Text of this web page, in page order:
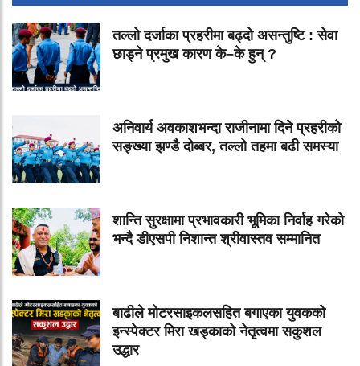
तल्लो दर्जाका प्रहरीमा बढ्दो असन्तुष्टि : सेवा
छाड्ने प्रमुख कारण के–के हुन् ?
अनिवार्य अवकाशभन्दा राजीनामा दिने प्रहरीको
सङ्ख्या झण्डै दोब्बर, तल्लो तहमा बढी समस्या
शान्ति सुरक्षामा प्रभावकारी भूमिका निर्वाह गरेको
भन्दै डीएसपी निशान्त श्रीवास्तव सम्मानित
बाढीले मोटरसाइकलसहित बगाएका युवकको
इन्स्पेक्टर मिरा खड्काको नेतृत्वमा सकुशल
उद्धार